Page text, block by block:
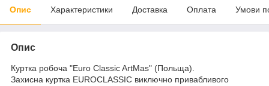
Опис Характеристики Доставка Оплата Умови
Опис
Куртка робоча "Euro Classic ArtMas" (Польща).
Захисна куртка EUROCLASSIC виключно привабливого